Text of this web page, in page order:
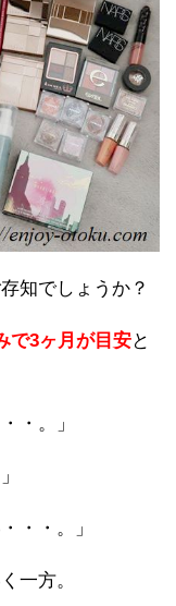
知でしょうか？
で3ヶ月が目安と
・。」
・・。」
一方。